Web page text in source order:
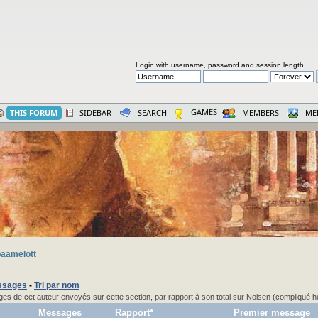
Login with username, password and session length
THIS FORUM SIDEBAR SEARCH GAMES MEMBERS
- Tri par nom
de cet auteur envoyés sur cette section, par rapport à son total sur Noisen (compliqué
Messages Rapport* Premier message